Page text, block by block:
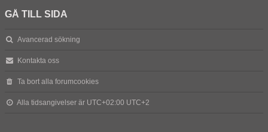
GÅ TILL SIDA
Avancerad sökning
Kontakta oss
Ta bort alla forumcookies
Alla tidsangivelser är UTC+02:00 UTC+2